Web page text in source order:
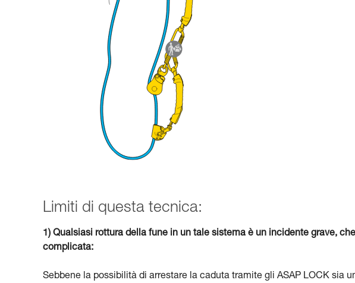
Limiti di questa tecnica:
1) Qualsiasi rottura della fune in un tale sistema è un incidente grave,
complicata:
Sebbene la possibilità di arrestare la caduta tramite gli ASAP LOCK sia